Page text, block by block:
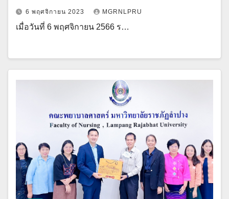
6 พฤศจิกายน 2023 MGRNLPRU
เมื่อวันที่ 6 พฤศจิกายน 2566 ร…